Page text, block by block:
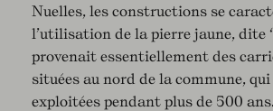
Nuelles, les constructions se
l’utilisation de la pierre jaune, dite
provenait essentiellement des
situées au nord de la commune,
exploitées pendant plus de 500